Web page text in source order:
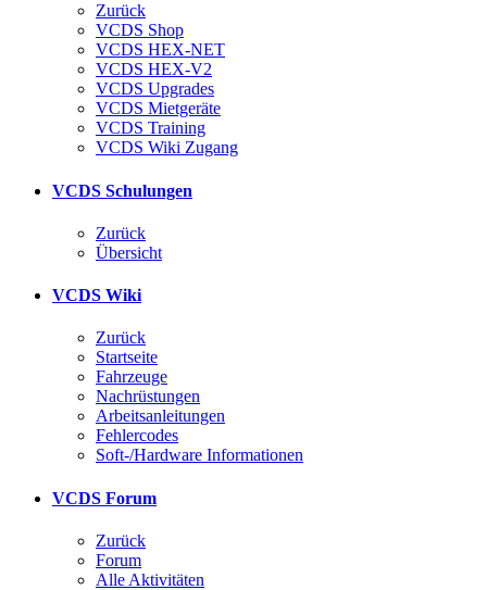
Zurück
VCDS Shop
VCDS HEX-NET
VCDS HEX-V2
VCDS Upgrades
VCDS Mietgeräte
VCDS Training
VCDS Wiki Zugang
VCDS Schulungen
Zurück
Übersicht
VCDS Wiki
Zurück
Startseite
Fahrzeuge
Nachrüstungen
Arbeitsanleitungen
Fehlercodes
Soft-/Hardware Informationen
VCDS Forum
Zurück
Forum
Alle Aktivitäten